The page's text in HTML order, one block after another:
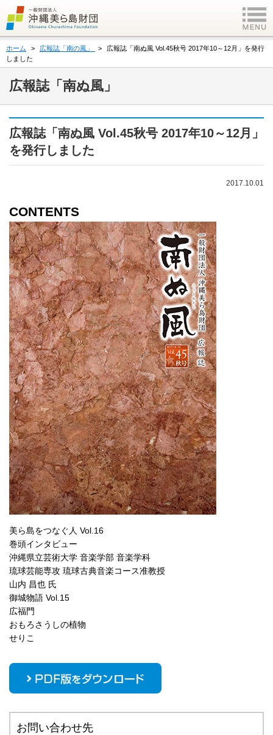
ホーム 広報誌「南の風」
広報誌「南ぬ風 Vol.45秋号 2017年10～12月」を発行
しました
広報誌「南ぬ風」
広報誌「南ぬ風 Vol.45秋号 2017年10～12月」
を発行しました
2017.10.01
CONTENTS
美ら島をつなぐ人 Vol.16
巻頭インタビュー
沖縄県立芸術大学 音楽学部 音楽学科
琉球芸能専攻 琉球古典音楽コース准教授
山内 昌也 氏
御城物語 Vol.15
広福門
おもろさうしの植物
せりこ
お問い合わせ先